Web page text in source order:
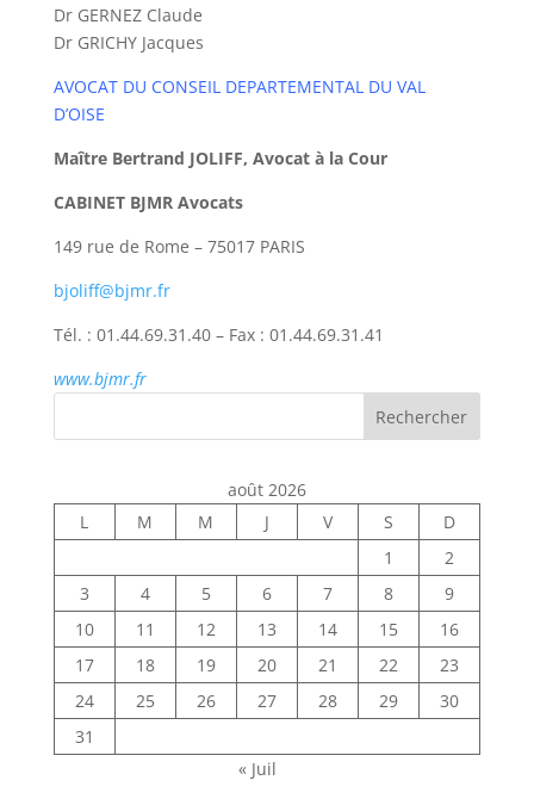
Dr GERNEZ Claude
Dr GRICHY Jacques
AVOCAT DU CONSEIL DEPARTEMENTAL DU VAL
D’OISE
Maître Bertrand JOLIFF, Avocat à la Cour
CABINET BJMR Avocats
149 rue de Rome – 75017 PARIS
bjoliff@bjmr.fr
Tél. : 01.44.69.31.40 – Fax : 01.44.69.31.41
www.bjmr.fr
Rechercher
août 2026
L
M M J V S
D
1
2
3
4 5 6 7 8
9
10
11 12 13 14 15
16
17
18 19 20 21 22
23
24
25 26 27 28 29
30
31
« Juil